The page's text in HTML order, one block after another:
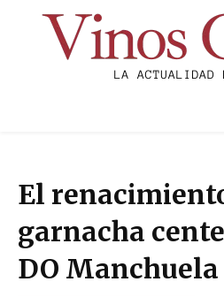
El
garnacha
DO Manchuela